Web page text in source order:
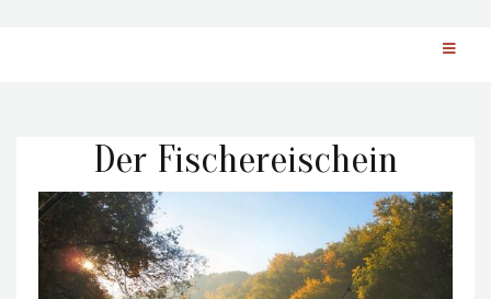
Der Fischereischein